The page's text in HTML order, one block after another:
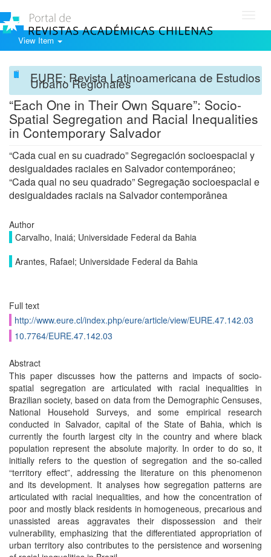
View Item
EURE: Revista Latinoamericana de Estudios
Urbano Regionales
“Each One in Their Own Square”: Socio-
Spatial Segregation and Racial Inequalities
in Contemporary Salvador
“Cada cual en su cuadrado” Segregación socioespacial y
desigualdades raciales en Salvador contemporáneo;
“Cada qual no seu quadrado” Segregação socioespacial e
desigualdades raciais na Salvador contemporânea
Author
Carvalho, Inaiá; Universidade Federal da Bahia
Arantes, Rafael; Universidade Federal da Bahia
Full text
http://www.eure.cl/index.php/eure/article/view/EURE.47.142.03
10.7764/EURE.47.142.03
Abstract
This paper discusses how the patterns and impacts of socio-
spatial segregation are articulated with racial inequalities in
Brazilian society, based on data from the Demographic Censuses,
National Household Surveys, and some empirical research
conducted in Salvador, capital of the State of Bahia, which is
currently the fourth largest city in the country and where black
population represent the absolute majority. In order to do so, it
initially refers to the question of segregation and the so-called
“territory effect”, addressing the literature on this phenomenon
and its development. It analyses how segregation patterns are
articulated with racial inequalities, and how the concentration of
poor and mostly black residents in homogeneous, precarious and
unassisted areas aggravates their dispossession and their
vulnerability, emphasizing that the differentiated appropriation of
urban territory also contributes to the persistence and worsening